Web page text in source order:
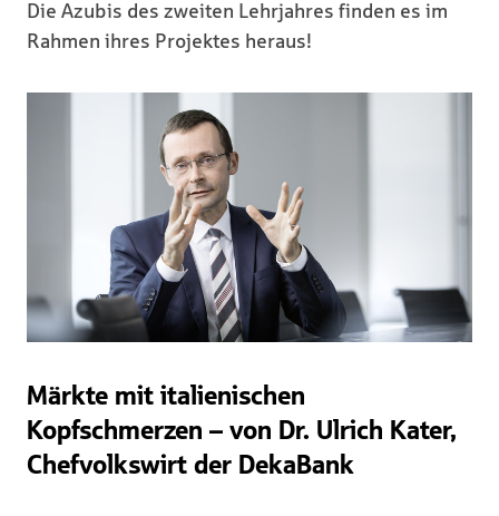
Die Azubis des zweiten Lehrjahres finden es im
Rahmen ihres Projektes heraus!
Märkte mit italienischen
Kopfschmerzen – von Dr. Ulrich Kater,
Chefvolkswirt der DekaBank